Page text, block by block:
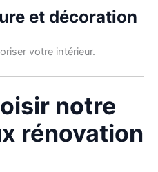
et décoration
votre intérieur.
notre
rénovation